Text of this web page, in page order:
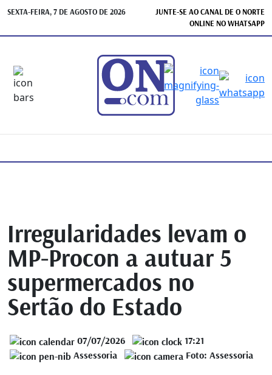
SEXTA-FEIRA, 7 DE AGOSTO DE 2026
JUNTE-SE AO CANAL DE O NORTE
ONLINE NO WHATSAPP
Irregularidades levam o
MP-Procon a autuar 5
supermercados no
Sertão do Estado
07/07/2026
17:21
Assessoria
Foto: Assessoria